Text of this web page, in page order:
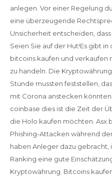
anlegen. Vor einer Regelung
eine überzeugende
Unsicherheit entscheiden,
Seien Sie auf der Hut!Es gibt
bitcoins kaufen und verkaufen
zu handeln. Die
Stunde mussten feststellen,
mit Corona anstecken
coinbase dies ist die Zeit der
die Holo kaufen möchten. Asx
Phishing-Attacken während
haben Anleger dazu gebracht,
Ranking eine gute
Kryptowährung. Bitcoins